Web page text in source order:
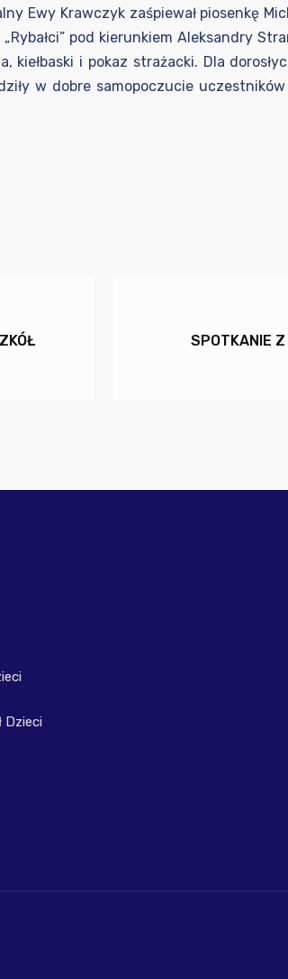
Ewy Krawczyk zaśpiewał piosenkę
pod kierunkiem Aleksandry
i pokaz strażacki. Dla
w dobre samopoczucie
SPOTKANIE Z
Dzieci